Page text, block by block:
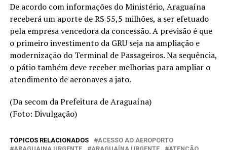
De acordo com informações do Ministério, Araguaína
receberá um aporte de R$ 55,5 milhões, a ser efetuado
pela empresa vencedora da concessão. A previsão é que
o primeiro investimento da GRU seja na ampliação e
modernização do Terminal de Passageiros. Na sequência,
o pátio também deve receber melhorias para ampliar o
atendimento de aeronaves a jato.
(Da secom da Prefeitura de Araguaína)
(Foto: Divulgação)
TÓPICOS RELACIONADOS
ACESSO AO AEROPORTO